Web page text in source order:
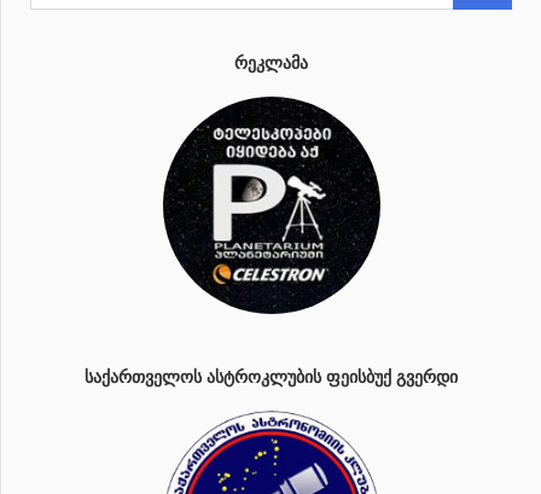
ᲠᲔᲙᲚᲐᲛᲐ
ᲡᲐᲥᲐᲠᲗᲕᲔᲚᲝᲡ ᲐᲡᲢᲠᲝᲙᲚᲣᲑᲘᲡ ᲤᲔᲘᲡᲑᲣᲥ ᲒᲕᲔᲠᲓᲘ